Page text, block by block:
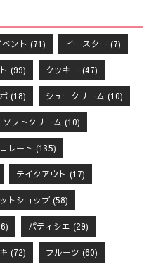
ベント (71) イースター (7)
(99) クッキー (47)
(18) シュークリーム (10)
ソフトクリーム (10)
レート (135)
テイクアウト (17)
トショップ(58)
パティシエ (29)
(72) フルーツ (60)